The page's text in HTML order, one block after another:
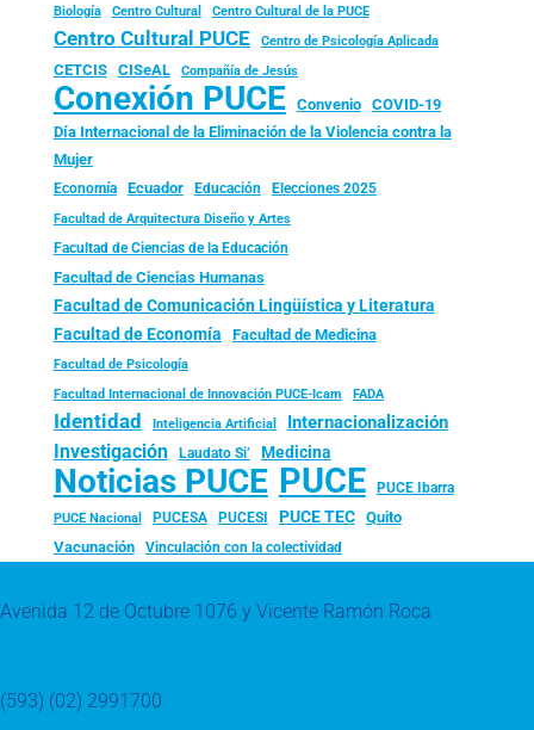
Biología
Centro Cultural Centro Cultural de la PUCE
Centro Cultural PUCE Centro de Psicología Aplicada
CETCIS CISeAL Compañía de Jesús
Conexión PUCE Convenio
COVID-19
Día Internacional de la Eliminación de la Violencia contra la
Mujer
Economía Ecuador Educación Elecciones 2025
Facultad de Arquitectura Diseño y Artes
Facultad de Ciencias de la Educación
Facultad de Ciencias Humanas
Facultad de Comunicación Lingüística y Literatura
Facultad de Economía Facultad de Medicina
Facultad de Psicología
Facultad Internacional de Innovación PUCE-Icam FADA
Identidad Inteligencia Artificial Internacionalización
Investigación Laudato Si’ Medicina
Noticias PUCE PUCE PUCE Ibarra
PUCE Nacional PUCESA PUCESI PUCE TEC
Quito
Vacunación
Vinculación con la colectividad
Avenida 12 de Octubre 1076 y Vicente Ramón Roca
(593) (02) 2991700